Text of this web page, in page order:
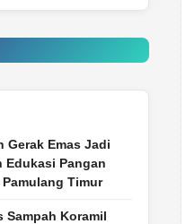
Gerak Emas Jadi
Edukasi Pangan
Pamulang Timur
Sampah Koramil